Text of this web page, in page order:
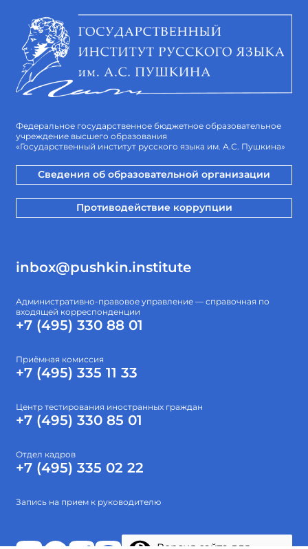
Федеральное государственное бюджетное образовательное
учреждение высшего образования
«Государственный институт русского языка им. А.С. Пушкина»
Сведения об образовательной организации
Противодействие коррупции
inbox@pushkin.institute
Административно-правовое управление — справочная по
входящей корреспонденции
+7 (495) 330 88 01
Приёмная комиссия
+7 (495) 335 11 33
Центр тестирования иностранных граждан
+7 (495) 330 85 01
Отдел кадров
+7 (495) 335 02 22
Запись на прием к руководителю